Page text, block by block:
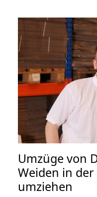
Umzüge von
Weiden in
umziehen